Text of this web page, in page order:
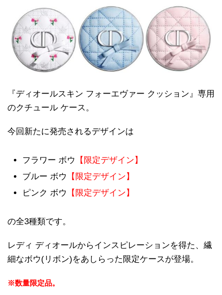
『ディオールスキン フォーエヴァー クッション』専用
のクチュール ケース。
今回新たに発売されるデザインは
フラワー ボウ
【限定デザイン】
ブルー ボウ
【限定デザイン】
ピンク ボウ
【限定デザイン】
の全3種類です。
レディ ディオールからインスピレーションを得た、繊
細なボウ(リボン)をあしらった限定ケースが登場。
※数量限定品。